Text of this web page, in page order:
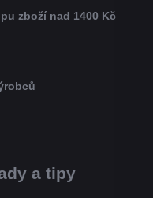
zboží nad 1400 Kč
a tipy